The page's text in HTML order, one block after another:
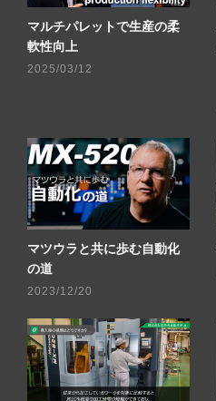
マルチパレットで生産の柔
軟性向上
2025/03/12
マツウラと共に歩む自動化
の道
2023/12/20